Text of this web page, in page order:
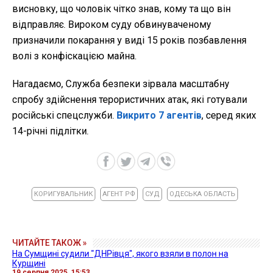
висновку, що чоловік чітко знав, кому та що він
відправляє. Вироком суду обвинуваченому
призначили покарання у виді 15 років позбавлення
волі з конфіскацією майна.
Нагадаємо, Служба безпеки зірвала масштабну
спробу здійснення терористичних атак, які готували
російські спецслужби. Викрито 7 агентів, серед яких
14-річні підлітки.
КОРИГУВАЛЬНИК АГЕНТ РФ СУД ОДЕСЬКА ОБЛАСТЬ
ЧИТАЙТЕ ТАКОЖ »
На Сумщині судили "ДНРівця", якого взяли в полон на
Курщині